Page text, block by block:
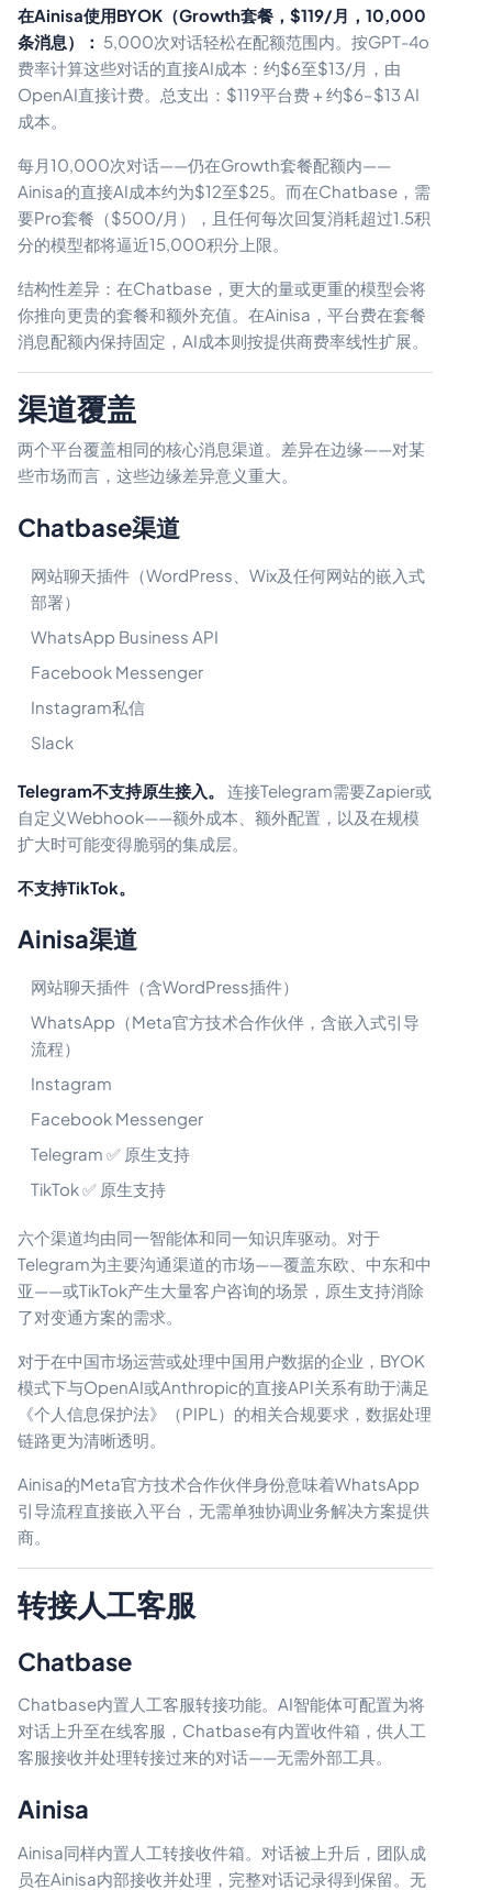
在Ainisa使用BYOK（Growth套餐，$119/月，10,000
条消息）： 5,000次对话轻松在配额范围内。按GPT-4o
费率计算这些对话的直接AI成本：约$6至$13/月，由
OpenAI直接计费。总支出：$119平台费 + 约$6–$13 AI
成本。
每月10,000次对话——仍在Growth套餐配额内——
Ainisa的直接AI成本约为$12至$25。而在Chatbase，需
要Pro套餐（$500/月），且任何每次回复消耗超过1.5积
分的模型都将逼近15,000积分上限。
结构性差异：在Chatbase，更大的量或更重的模型会将
你推向更贵的套餐和额外充值。在Ainisa，平台费在套餐
消息配额内保持固定，AI成本则按提供商费率线性扩展。
渠道覆盖
两个平台覆盖相同的核心消息渠道。差异在边缘——对某
些市场而言，这些边缘差异意义重大。
Chatbase渠道
网站聊天插件（WordPress、Wix及任何网站的嵌入式
部署）
WhatsApp Business API
Facebook Messenger
Instagram私信
Slack
Telegram不支持原生接入。
连接Telegram需要Zapier或
自定义Webhook——额外成本、额外配置，以及在规模
扩大时可能变得脆弱的集成层。
不支持TikTok。
Ainisa渠道
网站聊天插件（含WordPress插件）
WhatsApp（Meta官方技术合作伙伴，含嵌入式引导
流程）
Instagram
Facebook Messenger
Telegram ✅ 原生支持
TikTok ✅ 原生支持
六个渠道均由同一智能体和同一知识库驱动。对于
Telegram为主要沟通渠道的市场——覆盖东欧、中东和中
亚——或TikTok产生大量客户咨询的场景，原生支持消除
了对变通方案的需求。
对于在中国市场运营或处理中国用户数据的企业，BYOK
模式下与OpenAI或Anthropic的直接API关系有助于满足
《个人信息保护法》（PIPL）的相关合规要求，数据处理
链路更为清晰透明。
Ainisa的Meta官方技术合作伙伴身份意味着WhatsApp
引导流程直接嵌入平台，无需单独协调业务解决方案提供
商。
转接人工客服
Chatbase
Chatbase内置人工客服转接功能。AI智能体可配置为将
对话上升至在线客服，Chatbase有内置收件箱，供人工
客服接收并处理转接过来的对话——无需外部工具。
Ainisa
Ainisa同样内置人工转接收件箱。对话被上升后，团队成
员在Ainisa内部接收并处理，完整对话记录得到保留。无